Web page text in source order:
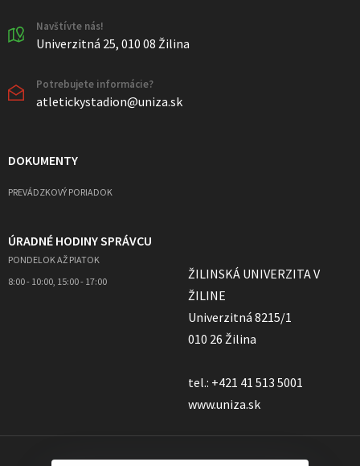
Navštívte nás!
Univerzitná 25, 010 08 Žilina
Potrebujete informácie?
atletickystadion@uniza.sk
DOKUMENTY
PREVÁDZKOVÝ PORIADOK
ÚRADNÉ HODINY SPRÁVCU
PONDELOK AŽ PIATOK
8:00 - 10:00, 15:00 - 17:00
ŽILINSKÁ UNIVERZITA V
ŽILINE
Univerzitná 8215/1
010 26 Žilina
tel.: +421 41 513 5001
www.uniza.sk